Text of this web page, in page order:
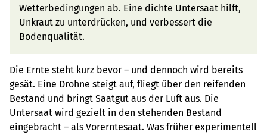
Wetterbedingungen ab. Eine dichte Untersaat hilft,
Unkraut zu unterdrücken, und verbessert die
Bodenqualität.
Die Ernte steht kurz bevor – und dennoch wird bereits
gesät. Eine Drohne steigt auf, fliegt über den reifenden
Bestand und bringt Saatgut aus der Luft aus. Die
Untersaat wird gezielt in den stehenden Bestand
eingebracht – als Vorerntesaat. Was früher experimentell